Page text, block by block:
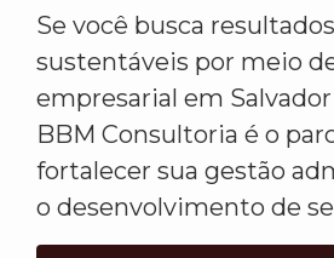
Se você busca
sustentáveis por meio
empresarial em Salvador
BBM Consultoria é o
fortalecer sua gestão
o desenvolvimento de